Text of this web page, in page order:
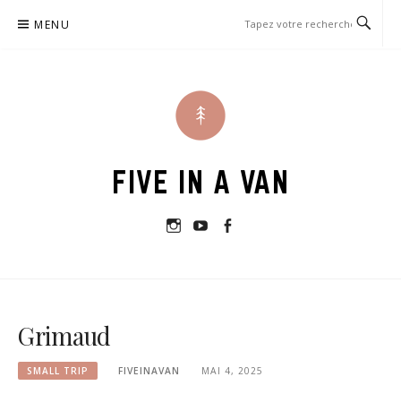
MENU
FIVE IN A VAN
Instagram
Youtube
Grimaud
SMALL TRIP FIVEINAVAN MAI 4, 2025